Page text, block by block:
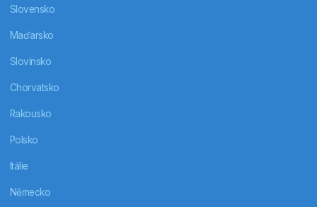
Slovensko
Maďarsko
Slovinsko
Chorvatsko
Rakousko
Polsko
Itálie
Německo